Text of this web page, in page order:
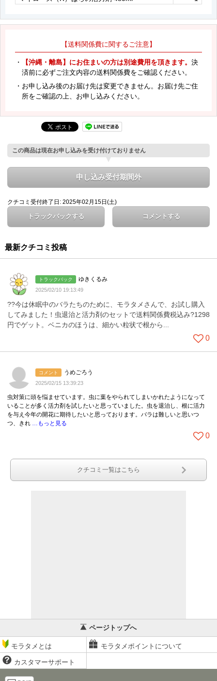
【送料関係費に関するご注意】
・ 【沖縄・離島】にお住まいの方は別途費用を頂きます。 決
済前に必ずご注文内容の送料関係費をご確認ください。
・お申し込み後のお届け先は変更できません。お届け先ご住
所をご確認の上、お申し込みください。
この商品は現在お申し込みを受け付けておりません
申し込み受付期間外
クチコミ受付終了日: 2025年02月15日(土)
トラックバックする コメントする
最新クチコミ投稿
トラックバック ゆきくるみ
2025/02/10 19:13:49
??今は休眠中のバラたちのために、モラタメさんで、お試し購入
してみました！虫退治と活力剤のセットで送料関係費税込み?1298
円でゲット。ベニカのほうは、細かい粒状で根から...
0
コメント うめごろう
2025/02/15 13:39:23
虫対策に頭を悩ませています。虫に葉をやられてしまいかれたようになって
いることが多く活力剤を試したいと思っていました。虫を退治し、根に活力
を与え今年の開花に期待したいと思っております。バラは難しいと思いつ
つ、きれ
…もっと見る
0
クチコミ一覧はこちら
ページトップへ
モラタメとは モラタメポイントについて
カスタマーサポート